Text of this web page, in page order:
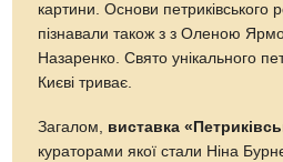
картини. Основи петриківського
пізнавали також з з Оленою
Назаренко. Свято унікального
Києві триває.
Загалом, виставка
кураторами якої стали Ніна